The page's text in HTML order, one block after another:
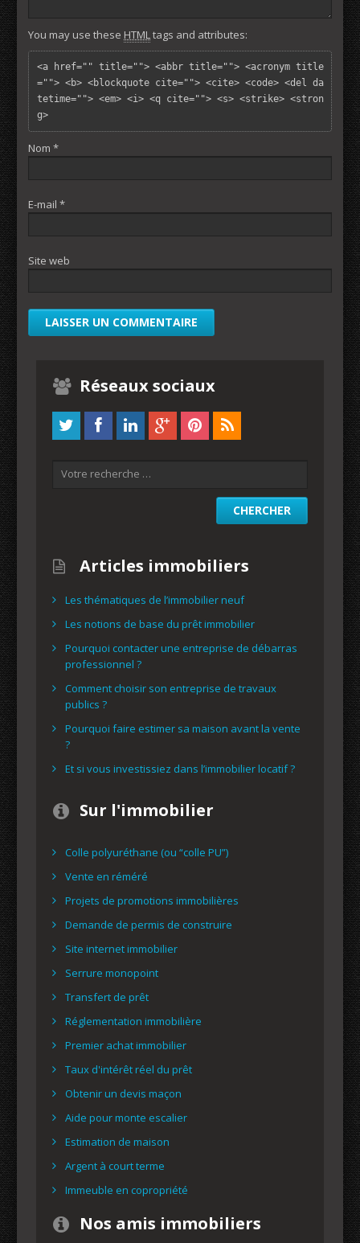
You may use these HTMLtags and attributes:
<a href="" title=""> <abbr title=""> <acronym title
=""> <b> <blockquote cite=""> <cite> <code> <del da
tetime=""> <em> <i> <q cite=""> <s> <strike> <stron
g>
Nom *
E-mail *
Site web
Réseaux sociaux
Articles immobiliers
Les thématiques de l’immobilier neuf
Les notions de base du prêt immobilier
Pourquoi contacter une entreprise de débarras
professionnel ?
Comment choisir son entreprise de travaux
publics ?
Pourquoi faire estimer sa maison avant la vente
?
Et si vous investissiez dans l’immobilier locatif ?
Sur l'immobilier
Colle polyuréthane (ou “colle PU”)
Vente en réméré
Projets de promotions immobilières
Demande de permis de construire
Site internet immobilier
Serrure monopoint
Transfert de prêt
Réglementation immobilière
Premier achat immobilier
Taux d'intérêt réel du prêt
Obtenir un devis maçon
Aide pour monte escalier
Estimation de maison
Argent à court terme
Immeuble en copropriété
Nos amis immobiliers